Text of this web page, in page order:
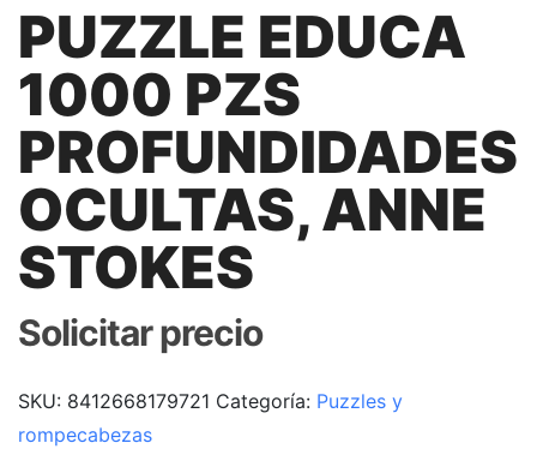
PUZZLE EDUCA
1000 PZS
PROFUNDIDADES
OCULTAS, ANNE
STOKES
Solicitar precio
SKU: 8412668179721 Categoría: Puzzles y
rompecabezas